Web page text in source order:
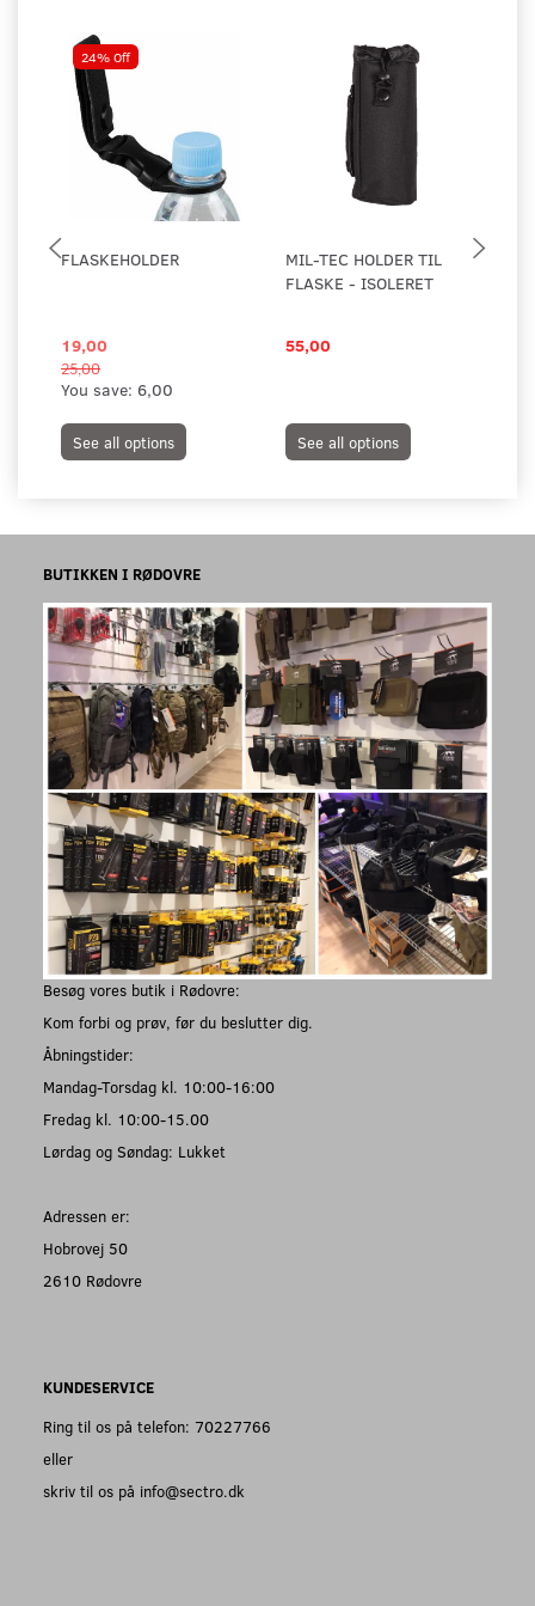
24% Off
FLASKEHOLDER
19,00
25,00
You save: 6,00
See all options
MIL-TEC HOLDER TIL
FLASKE - ISOLERET
55,00
See all options
BUTIKKEN I RØDOVRE
Besøg vores butik i Rødovre:
Kom forbi og prøv, før du beslutter dig.
Åbningstider:
Mandag-Torsdag kl. 10:00-16:00
Fredag kl. 10:00-15.00
Lørdag og Søndag: Lukket
Adressen er:
Hobrovej 50
2610 Rødovre
KUNDESERVICE
Ring til os på telefon: 70227766
eller
skriv til os på info@sectro.dk